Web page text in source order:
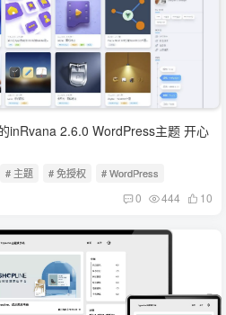
inRvana 2.6.0 WordPress主题 开心
# 主题 # 免授权 # WordPress
0 444 10